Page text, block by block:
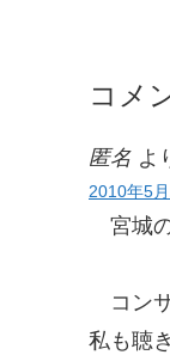
コメ
匿名 よ
2010年5
宮城
コン
私も聴